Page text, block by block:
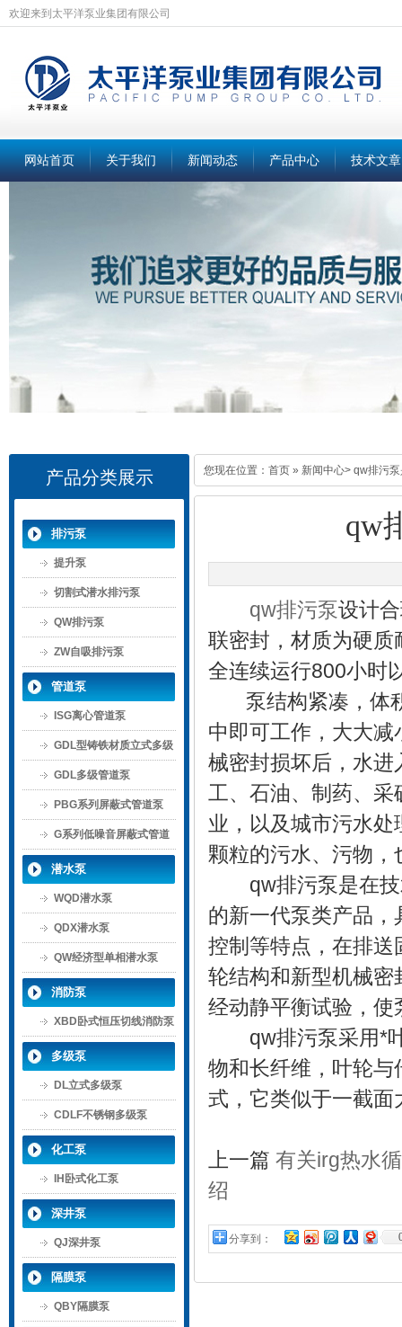
欢迎来到太平洋泵业集团有限公司
网站首页 关于我们 新闻动态 产品中心 技术文章
产品分类展示
排污泵
提升泵
切割式潜水排污泵
QW排污泵
ZW自吸排污泵
管道泵
ISG离心管道泵
GDL型铸铁材质立式多级
管道泵
GDL多级管道泵
PBG系列屏蔽式管道泵
G系列低噪音屏蔽式管道
泵
潜水泵
WQD潜水泵
QDX潜水泵
QW经济型单相潜水泵
消防泵
XBD卧式恒压切线消防泵
多级泵
DL立式多级泵
CDLF不锈钢多级泵
化工泵
IH卧式化工泵
深井泵
QJ深井泵
隔膜泵
QBY隔膜泵
您现在位置： 首页 » 新闻中心> qw排污
qw
qw排污泵设计
联密封，材质为硬
全连续运行800小时
泵结构紧凑，体积
中即可工作，大大
械密封损坏后，水
工、石油、制药、
业，以及城市污水
颗粒的污水、污物
qw排污泵是在技
的新一代泵类产品
控制等特点，在排
轮结构和新型机械
经动静平衡试验，
qw排污泵采用*
物和长纤维，叶轮
式，它类似于一截
上一篇 有关irg热水
绍
分享到：